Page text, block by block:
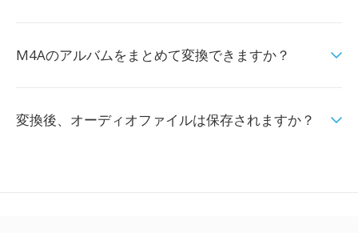
M4Aのアルバムをまとめて変換できますか？
変換後、オーディオファイルは保存されますか？